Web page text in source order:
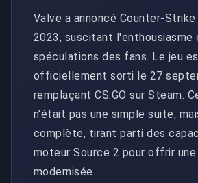
Valve a annoncé Counter-
2023, suscitant l'enthousiasme
spéculations des fans. Le jeu
officiellement sorti le 27
remplaçant CS:GO sur Steam.
n'était pas une simple suite,
complète, tirant parti des
moteur Source 2 pour offrir
modernisée.